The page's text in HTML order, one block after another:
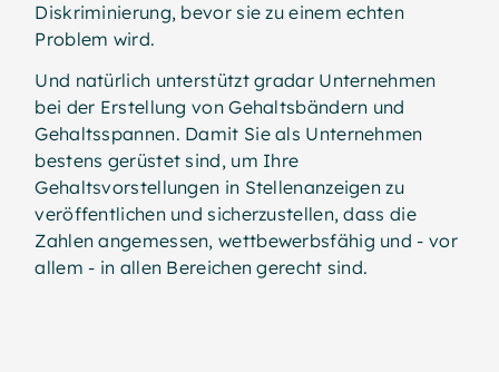
Diskriminierung, bevor sie zu einem echten
Problem wird.
Und natürlich unterstützt gradar Unternehmen
bei der Erstellung von Gehaltsbändern und
Gehaltsspannen. Damit Sie als Unternehmen
bestens gerüstet sind, um Ihre
Gehaltsvorstellungen in Stellenanzeigen zu
veröffentlichen und sicherzustellen, dass die
Zahlen angemessen, wettbewerbsfähig und - vor
allem - in allen Bereichen gerecht sind.